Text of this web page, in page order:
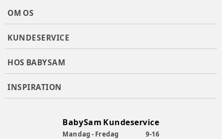
OM OS
KUNDESERVICE
HOS BABYSAM
INSPIRATION
BabySam Kundeservice
Mandag - Fredag
9-16